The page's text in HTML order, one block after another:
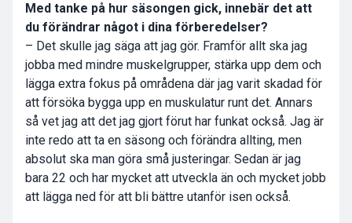
Med tanke på hur säsongen gick, innebär det att
du förändrar något i dina förberedelser?
– Det skulle jag säga att jag gör. Framför allt ska jag
jobba med mindre muskelgrupper, stärka upp dem och
lägga extra fokus på områdena där jag varit skadad för
att försöka bygga upp en muskulatur runt det. Annars
så vet jag att det jag gjort förut har funkat också. Jag är
inte redo att ta en säsong och förändra allting, men
absolut ska man göra små justeringar. Sedan är jag
bara 22 och har mycket att utveckla än och mycket jobb
att lägga ned för att bli bättre utanför isen också.